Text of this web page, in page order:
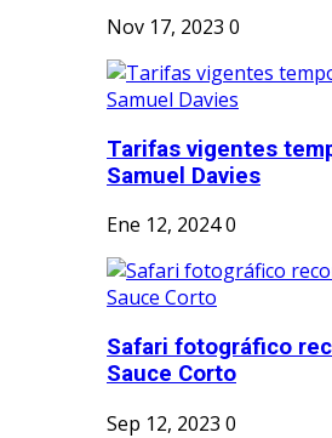
Nov 17, 2023 0
Tarifas vigentes
Samuel Davies
Ene 12, 20240
Safari fotográfico
Sauce Corto
Sep 12, 2023 0